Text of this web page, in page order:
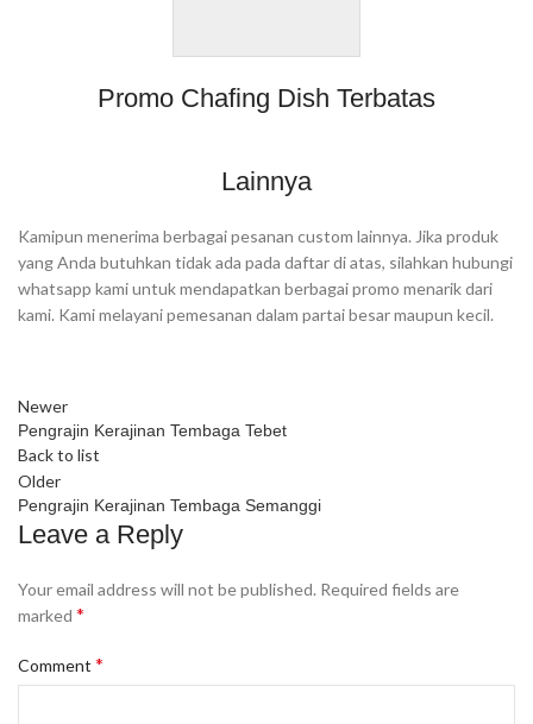
Promo Chafing Dish Terbatas
Lainnya
Kamipun menerima berbagai pesanan custom lainnya. Jika produk
yang Anda butuhkan tidak ada pada daftar di atas, silahkan hubungi
whatsapp kami untuk mendapatkan berbagai promo menarik dari
kami. Kami melayani pemesanan dalam partai besar maupun kecil.
Newer
Pengrajin Kerajinan Tembaga Tebet
Back to list
Older
Pengrajin Kerajinan Tembaga Semanggi
Leave a Reply
Your email address will not be published. Required fields are
marked *
Comment *